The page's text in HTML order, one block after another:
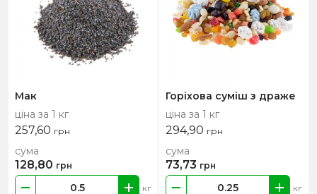
Мак
ціна за 1 кг
257,60 грн
кг
сума
128,80 грн
Горіхова суміш з драже
ціна за 1 кг
294,90 грн
кг
сума
73,73 грн